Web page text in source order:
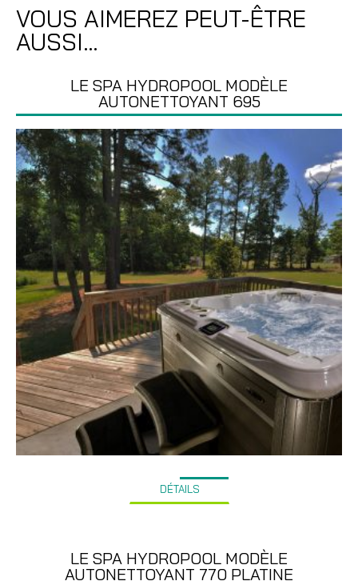
VOUS AIMEREZ PEUT-ÊTRE
AUSSI…
LE SPA HYDROPOOL MODÈLE
AUTONETTOYANT 695
DÉTAILS
LE SPA HYDROPOOL MODÈLE
AUTONETTOYANT 770 PLATINE